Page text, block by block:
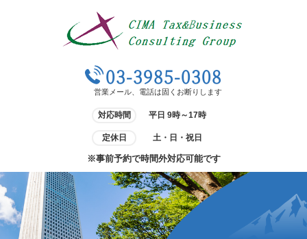
03-3985-0308
営業メール、電話は固くお断りします
対応時間 平日 9時～17時
定休日 土・日・祝日
※事前予約で時間外対応可能です